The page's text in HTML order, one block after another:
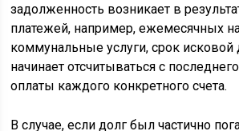
задолженность возникает в
платежей, например, ежемесячных
коммунальные услуги, срок исковой
начинает отсчитываться с
оплаты каждого конкретного счета.
В случае, если долг был частично